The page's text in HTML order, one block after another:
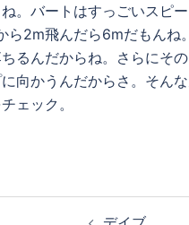
。バートはすっごいスピ
ら2m飛んだら6mだもんね
るんだからね。さらにそ
向かうんだからさ。そん
ェック。